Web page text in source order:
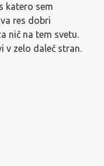
katero sem
res dobri
nič na tem svetu.
v zelo daleč stran.